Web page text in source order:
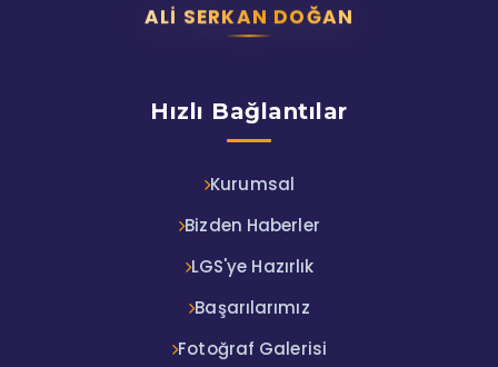
ALI SERKAN DOĞAN
Hızlı Bağlantılar
Kurumsal
Bizden Haberler
LGS'ye Hazırlık
Başarılarımız
Fotoğraf Galerisi